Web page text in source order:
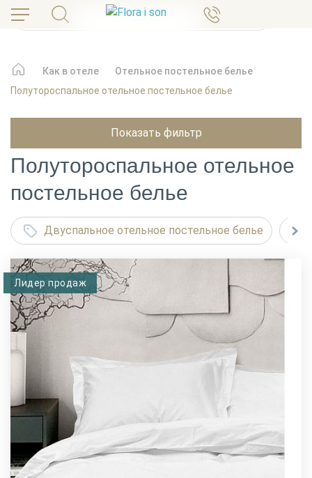
Как в отеле
Отельное постельное белье
Полутороспальное отельное постельное белье
Показать фильтр
Полутороспальное отельное
постельное белье
Двуспальное отельное постельное белье
Лидер продаж